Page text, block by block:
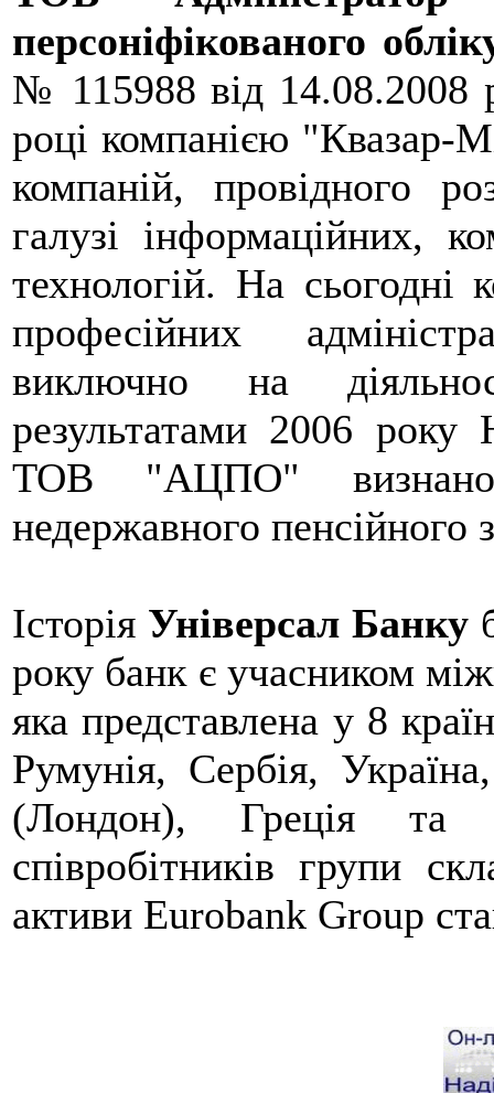
персоніфікованого
№ 115988 від 14.08.2008
році компанією "Квазар-
компаній, провідного
галузі інформаційних,
технологій. На сьогодні
професійних
виключно на
результатами 2006 року
ТОВ "АЦПО" визнано
недержавного пенсійного
Історія Універсал Банку
року банк є учасником
яка представлена у 8
Румунія, Сербія,
(Лондон), Греція та
співробітників групи
активи Eurobank Group